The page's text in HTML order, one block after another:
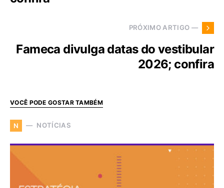
PRÓXIMO ARTIGO —
Fameca divulga datas do vestibular
2026; confira
VOCÊ PODE GOSTAR TAMBÉM
N NOTÍCIAS